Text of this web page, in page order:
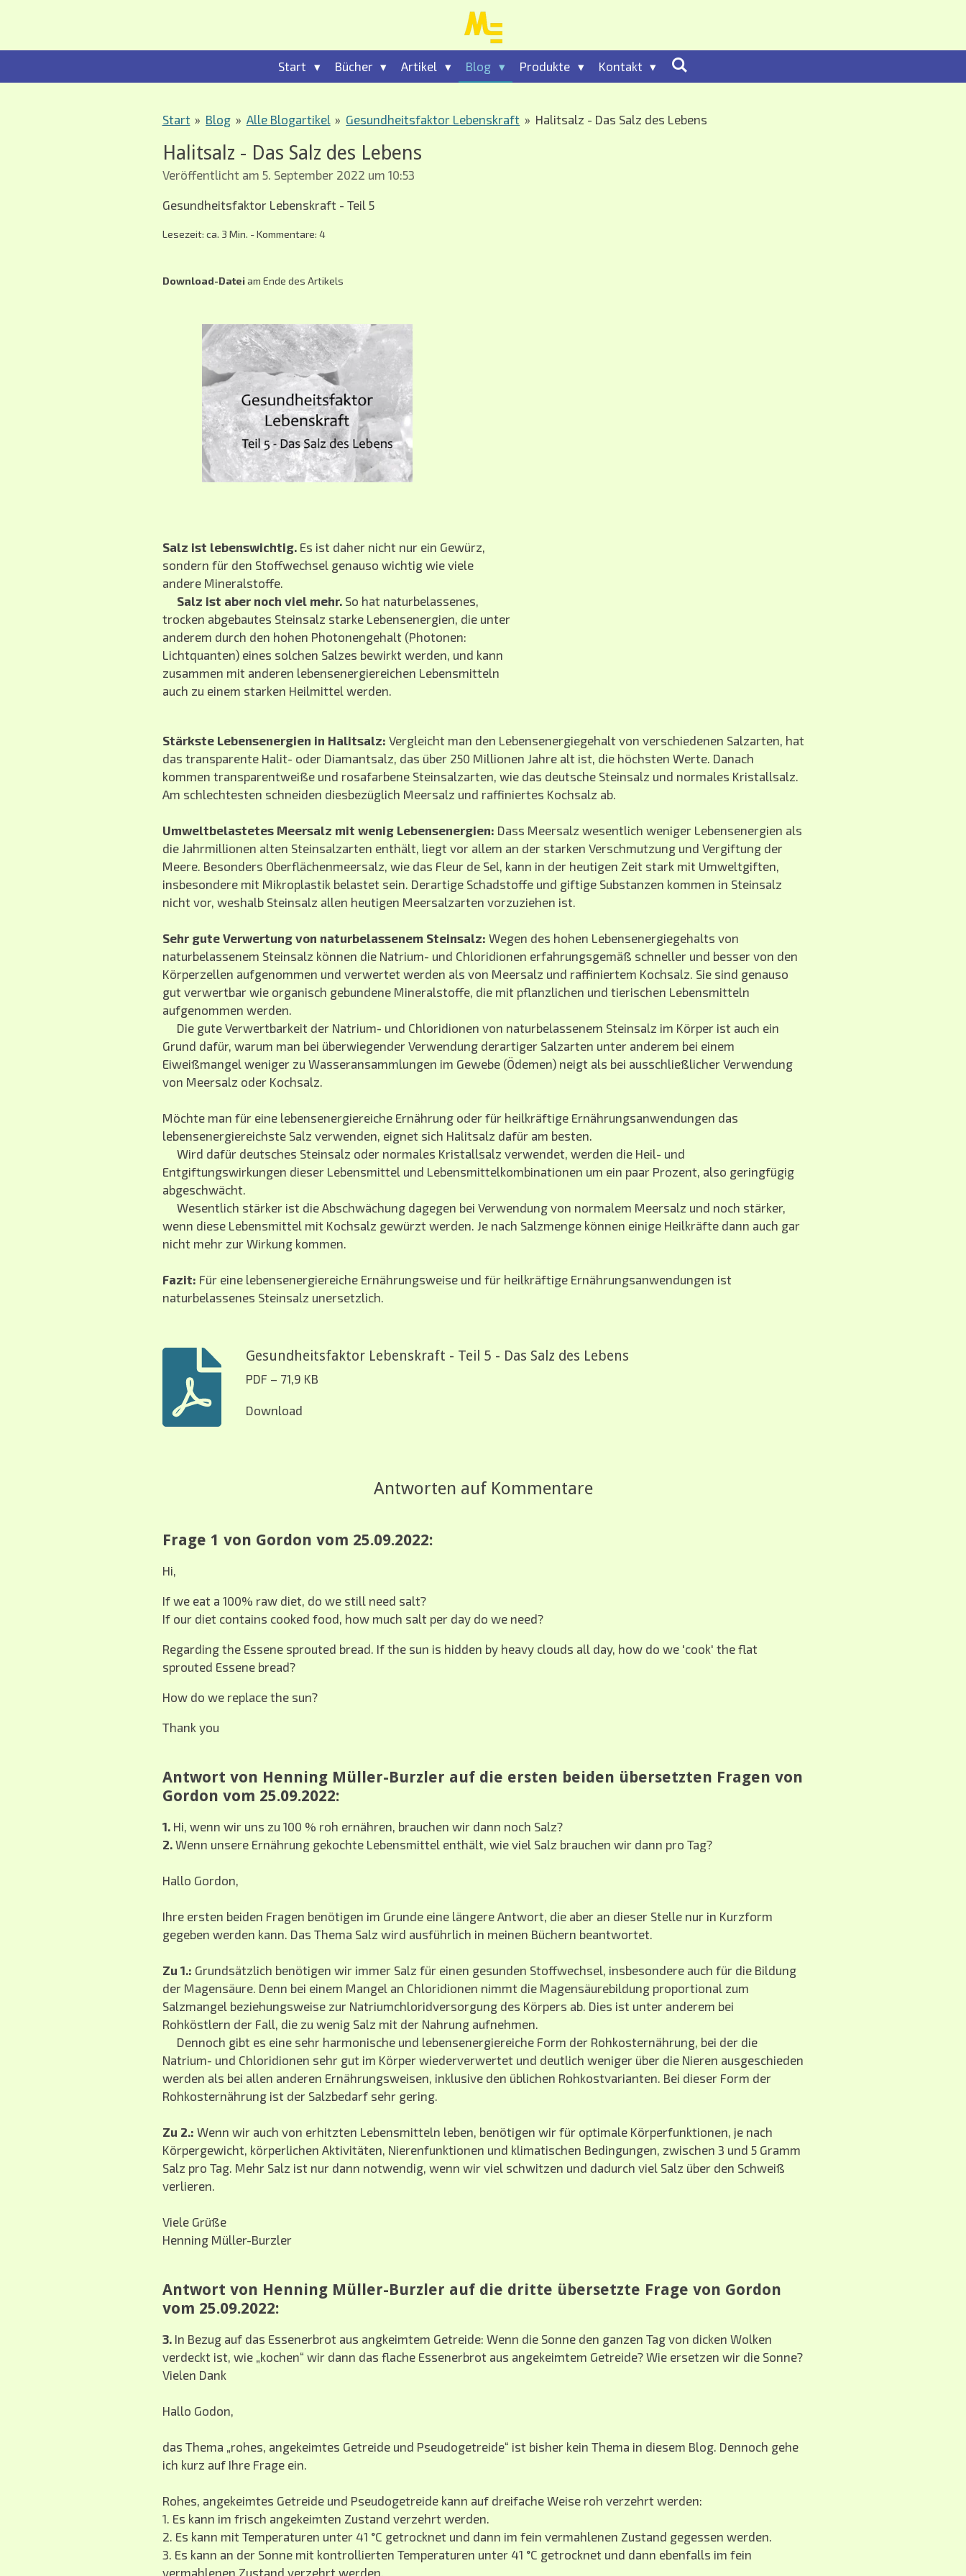
springen
Start Bücher Artikel Blog Produkte Kontakt
Start » Blog » Alle Blogartikel » Gesundheitsfaktor Lebenskraft » Halitsalz - Das Salz des Lebens
Halitsalz - Das Salz des Lebens
Veröffentlicht am 5. September 2022 um 10:53
Gesundheitsfaktor Lebenskraft - Teil 5
Lesezeit: ca. 3 Min. - Kommentare: 4
Download-Dateiam Ende des Artikels
Salz ist lebenswichtig.Es ist daher nicht nur ein Gewürz,
sondern für den Stoffwechsel genauso wichtig wie viele
andere Mineralstoffe.
Salz ist aber noch viel mehr.So hat naturbelassenes,
trocken abgebautes Steinsalz starke Lebensenergien, die unter
anderem durch den hohen Photonengehalt (Photonen:
Lichtquanten) eines solchen Salzes bewirkt werden, und kann
zusammen mit anderen lebensenergiereichen Lebensmitteln
auch zu einem starken Heilmittel werden.
Stärkste Lebensenergien in Halitsalz: Vergleicht man den Lebensenergiegehalt von verschiedenen Salzarten, hat
das transparente Halit- oder Diamantsalz, das über 250 Millionen Jahre alt ist, die höchsten Werte. Danach
kommen transparentweiße und rosafarbene Steinsalzarten, wie das deutsche Steinsalz und normales Kristallsalz.
Am schlechtesten schneiden diesbezüglich Meersalz und raffiniertes Kochsalz ab.
Umweltbelastetes Meersalz mit wenig Lebensenergien: Dass Meersalz wesentlich weniger Lebensenergien als
die Jahrmillionen alten Steinsalzarten enthält, liegt vor allem an der starken Verschmutzung und Vergiftung der
Meere. Besonders Oberflächenmeersalz, wie das Fleur de Sel, kann in der heutigen Zeit stark mit Umweltgiften,
insbesondere mit Mikroplastik belastet sein. Derartige Schadstoffe und giftige Substanzen kommen in Steinsalz
nicht vor, weshalb Steinsalz allen heutigen Meersalzarten vorzuziehen ist.
Sehr gute Verwertung von naturbelassenem Steinsalz: Wegen des hohen Lebensenergiegehalts von
naturbelassenem Steinsalz können die Natrium- und Chloridionen erfahrungsgemäß schneller und besser von den
Körperzellen aufgenommen und verwertet werden als von Meersalz und raffiniertem Kochsalz. Sie sind genauso
gut verwertbar wie organisch gebundene Mineralstoffe, die mit pflanzlichen und tierischen Lebensmitteln
aufgenommen werden.
Die gute Verwertbarkeit der Natrium- und Chloridionen von naturbelassenem Steinsalz im Körper ist auch ein
Grund dafür, warum man bei überwiegender Verwendung derartiger Salzarten unter anderem bei einem
Eiweißmangel weniger zu Wasseransammlungen im Gewebe (Ödemen) neigt als bei ausschließlicher Verwendung
von Meersalz oder Kochsalz.
Möchte man für eine lebensenergiereiche Ernährung oder für heilkräftige Ernährungsanwendungen das
lebensenergiereichste Salz verwenden, eignet sich Halitsalz dafür am besten.
Wird dafür deutsches Steinsalz oder normales Kristallsalz verwendet, werden die Heil- und
Entgiftungswirkungen dieser Lebensmittel und Lebensmittelkombinationen um ein paar Prozent, also geringfügig
abgeschwächt.
Wesentlich stärker ist die Abschwächung dagegen bei Verwendung von normalem Meersalz und noch stärker,
wenn diese Lebensmittel mit Kochsalz gewürzt werden. Je nach Salzmenge können einige Heilkräfte dann auch gar
nicht mehr zur Wirkung kommen.
Fazit: Für eine lebensenergiereiche Ernährungsweise und für heilkräftige Ernährungsanwendungen ist
naturbelassenes Steinsalz unersetzlich.
Gesundheitsfaktor Lebenskraft - Teil 5 - Das Salz des Lebens
PDF – 71,9 KB
Download
Antworten auf Kommentare
Frage 1 von Gordon vom 25.09.2022:
Hi,
If we eat a 100% raw diet, do we still need salt?
If our diet contains cooked food, how much salt per day do we need?
Regarding the Essene sprouted bread. If the sun is hidden by heavy clouds all day, how do we 'cook' the flat
sprouted Essene bread?
How do we replace the sun?
Thank you
Antwort von Henning Müller-Burzler auf die ersten beiden übersetzten Fragen von
Gordon vom 25.09.2022:
1.Hi, wenn wir uns zu 100 % roh ernähren, brauchen wir dann noch Salz?
2.Wenn unsere Ernährung gekochte Lebensmittel enthält, wie viel Salz brauchen wir dann pro Tag?
Hallo Gordon,
Ihre ersten beiden Fragen benötigen im Grunde eine längere Antwort, die aber an dieser Stelle nur in Kurzform
gegeben werden kann. Das Thema Salz wird ausführlich in meinen Büchern beantwortet.
Zu 1.: Grundsätzlich benötigen wir immer Salz für einen gesunden Stoffwechsel, insbesondere auch für die Bildung
der Magensäure. Denn bei einem Mangel an Chloridionen nimmt die Magensäurebildung proportional zum
Salzmangel beziehungsweise zur Natriumchloridversorgung des Körpers ab. Dies ist unter anderem bei
Rohköstlern der Fall, die zu wenig Salz mit der Nahrung aufnehmen.
Dennoch gibt es eine sehr harmonische und lebensenergiereiche Form der Rohkosternährung, bei der die
Natrium- und Chloridionen sehr gut im Körper wiederverwertet und deutlich weniger über die Nieren ausgeschieden
werden als bei allen anderen Ernährungsweisen, inklusive den üblichen Rohkostvarianten. Bei dieser Form der
Rohkosternährung ist der Salzbedarf sehr gering.
Zu 2.: Wenn wir auch von erhitzten Lebensmitteln leben, benötigen wir für optimale Körperfunktionen, je nach
Körpergewicht, körperlichen Aktivitäten, Nierenfunktionen und klimatischen Bedingungen, zwischen 3 und 5 Gramm
Salz pro Tag. Mehr Salz ist nur dann notwendig, wenn wir viel schwitzen und dadurch viel Salz über den Schweiß
verlieren.
Viele Grüße
Henning Müller-Burzler
Antwort von Henning Müller-Burzler auf die dritte übersetzte Frage von Gordon
vom 25.09.2022:
3.In Bezug auf das Essenerbrot aus angkeimtem Getreide: Wenn die Sonne den ganzen Tag von dicken Wolken
verdeckt ist, wie „kochen“ wir dann das flache Essenerbrot aus angekeimtem Getreide? Wie ersetzen wir die Sonne?
Vielen Dank
Hallo Godon,
das Thema „rohes, angekeimtes Getreide und Pseudogetreide“ ist bisher kein Thema in diesem Blog. Dennoch gehe
ich kurz auf Ihre Frage ein.
Rohes, angekeimtes Getreide und Pseudogetreide kann auf dreifache Weise roh verzehrt werden:
1. Es kann im frisch angekeimten Zustand verzehrt werden.
2. Es kann mit Temperaturen unter 41 °C getrocknet und dann im fein vermahlenen Zustand gegessen werden.
3. Es kann an der Sonne mit kontrollierten Temperaturen unter 41 °C getrocknet und dann ebenfalls im fein
vermahlenen Zustand verzehrt werden.